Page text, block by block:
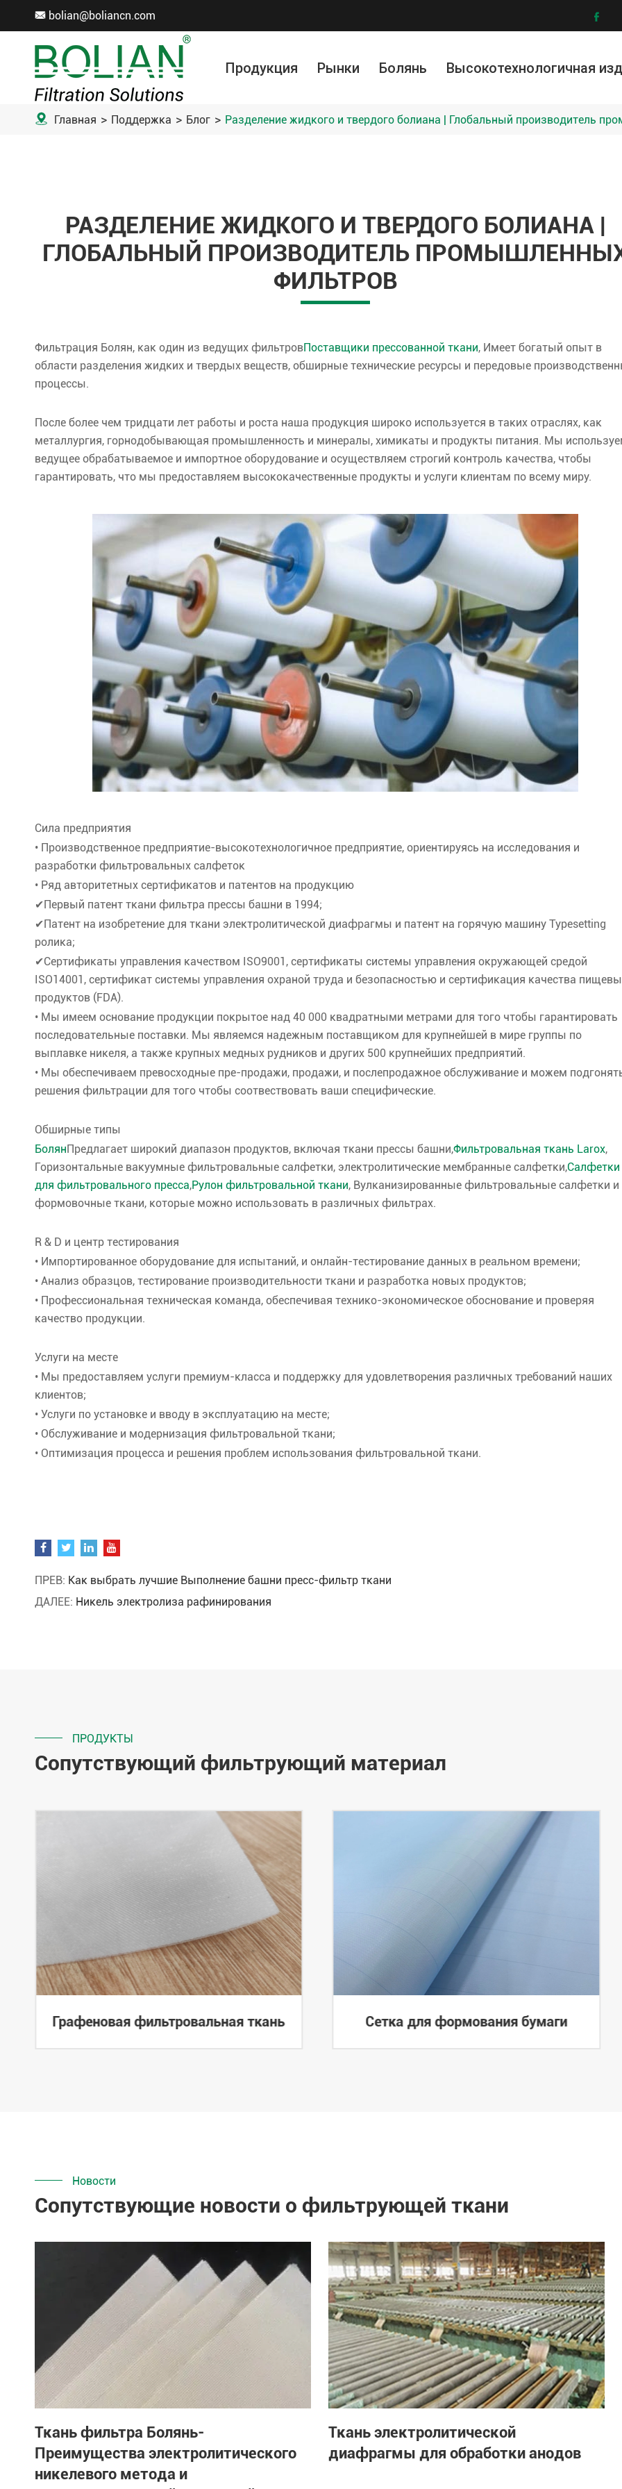
 bolian@boliancn.com 
Продукция Рынки Болянь Высокотехнологичная
 Главная Поддержка Блог Разделение жидкого и твердого болиана | Глобальный производитель
РАЗДЕЛЕНИЕ ЖИДКОГО И ТВЕРДОГО БОЛИАНА |
ГЛОБАЛЬНЫЙ ПРОИЗВОДИТЕЛЬ
ФИЛЬТРОВ
Фильтрация Болян, как один из ведущих фильтровПоставщики прессованной ткани, Имеет богатый опыт в
области разделения жидких и твердых веществ, обширные технические ресурсы и передовые
процессы.
После более чем тридцати лет работы и роста наша продукция широко используется в таких отраслях, как
металлургия, горнодобывающая промышленность и минералы, химикаты и продукты питания. Мы
ведущее обрабатываемое и импортное оборудование и осуществляем строгий контроль качества, чтобы
гарантировать, что мы предоставляем высококачественные продукты и услуги клиентам по всему миру.
Сила предприятия
• Производственное предприятие-высокотехнологичное предприятие, ориентируясь на исследования и
разработки фильтровальных салфеток
• Ряд авторитетных сертификатов и патентов на продукцию
✔Первый патент ткани фильтра прессы башни в 1994;
✔Патент на изобретение для ткани электролитической диафрагмы и патент на горячую машину Typesetting
ролика;
✔Сертификаты управления качеством ISO9001, сертификаты системы управления окружающей средой
ISO14001, сертификат системы управления охраной труда и безопасностью и сертификация качества
продуктов (FDA).
• Мы имеем основание продукции покрытое над 40 000 квадратными метрами для того чтобы гарантировать
последовательные поставки. Мы являемся надежным поставщиком для крупнейшей в мире группы по
выплавке никеля, а также крупных медных рудников и других 500 крупнейших предприятий.
• Мы обеспечиваем превосходные пре-продажи, продажи, и послепродажное обслуживание и можем
решения фильтрации для того чтобы соотвествовать ваши специфические.
Обширные типы
БолянПредлагает широкий диапазон продуктов, включая ткани прессы башни,Фильтровальная ткань Larox,
Горизонтальные вакуумные фильтровальные салфетки, электролитические мембранные салфетки,Салфетки
для фильтровального пресса,Рулон фильтровальной ткани, Вулканизированные фильтровальные салфетки и
формовочные ткани, которые можно использовать в различных фильтрах.
R & D и центр тестирования
• Импортированное оборудование для испытаний, и онлайн-тестирование данных в реальном времени;
• Анализ образцов, тестирование производительности ткани и разработка новых продуктов;
• Профессиональная техническая команда, обеспечивая технико-экономическое обоснование и проверяя
качество продукции.
Услуги на месте
• Мы предоставляем услуги премиум-класса и поддержку для удовлетворения различных требований наших
клиентов;
• Услуги по установке и вводу в эксплуатацию на месте;
• Обслуживание и модернизация фильтровальной ткани;
• Оптимизация процесса и решения проблем использования фильтровальной ткани.
ПРЕВ: Как выбрать лучшие Выполнение башни пресс-фильтр ткани
ДАЛЕЕ: Никель электролиза рафинирования
ПРОДУКТЫ
Сопутствующий фильтрующий материал
Графеновая фильтровальная ткань Сетка для формования бумаги
Новости
Сопутствующие новости о фильтрующей ткани
Ткань фильтра Болянь-
Преимущества электролитического
никелевого метода и
Ткань электролитической
диафрагмы для обработки анодов